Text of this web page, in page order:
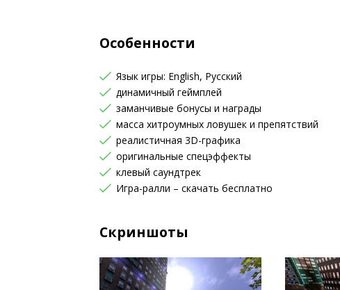
Особенности
Язык игры: English, Русский
динамичный геймплей
заманчивые бонусы и награды
масса хитроумных ловушек и препятствий
реалистичная 3D-графика
оригинальные спецэффекты
клевый саундтрек
Игра-ралли – скачать бесплатно
Скриншоты